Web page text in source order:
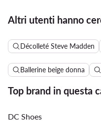
Altri utenti hanno
Décolleté Steve Madden
Ballerine beige donna
Top brand in questa
DC Shoes